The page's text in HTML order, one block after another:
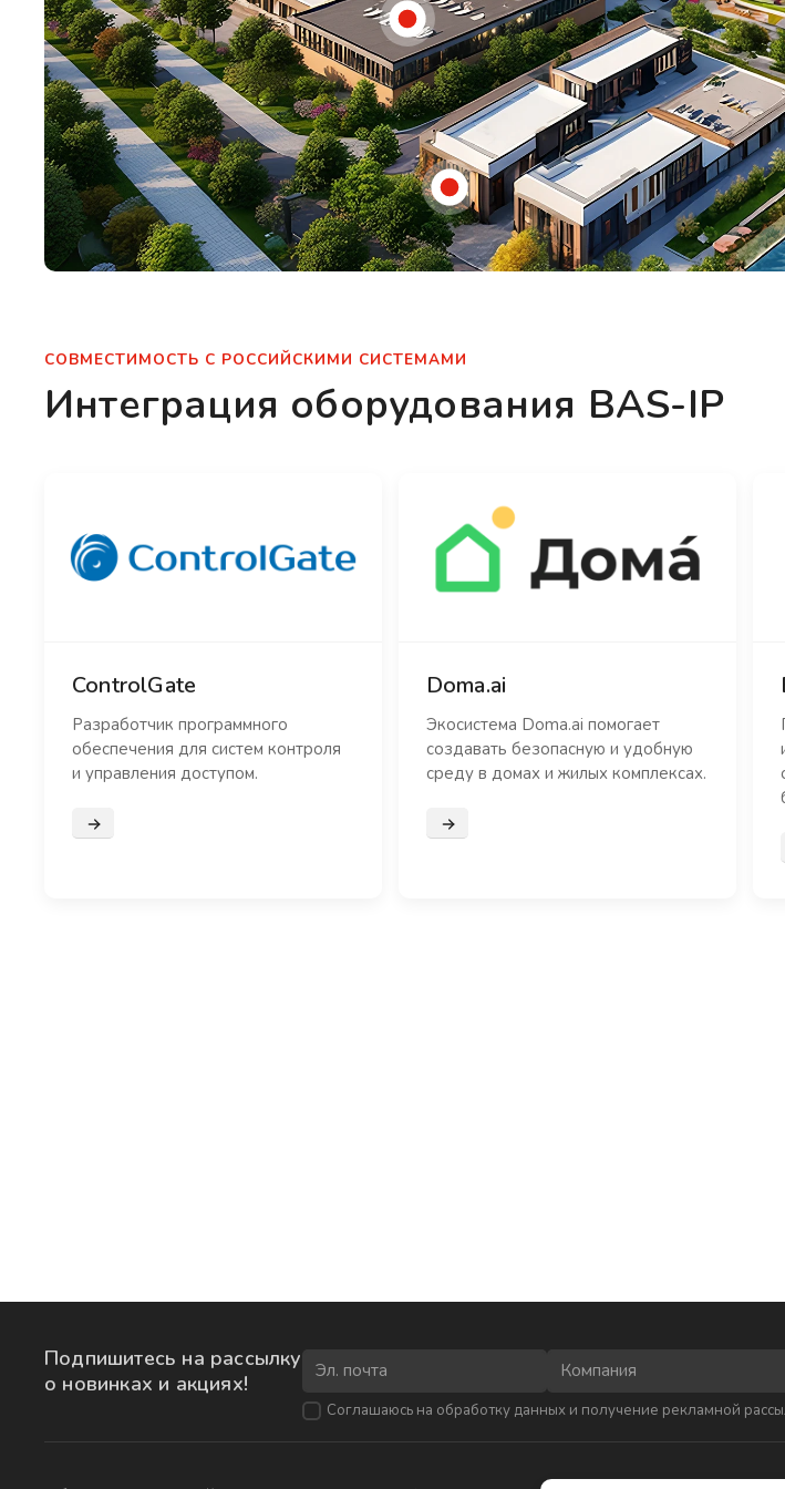
СОВМЕСТИМОСТЬ С РОССИЙСКИМИ СИСТЕМАМИ
Интеграция оборудования BAS-IP
ControlGate
Разработчик программного
обеспечения для систем контроля
и управления доступом.
Подробнее
Doma.ai
Экосистема Doma.ai помогает
создавать безопасную и удобную
среду в домах и жилых комплексах.
Подробнее
Подпишитесь на рассылку
о новинках и акциях!
Соглашаюсь на обработку данныхи получение рекламной